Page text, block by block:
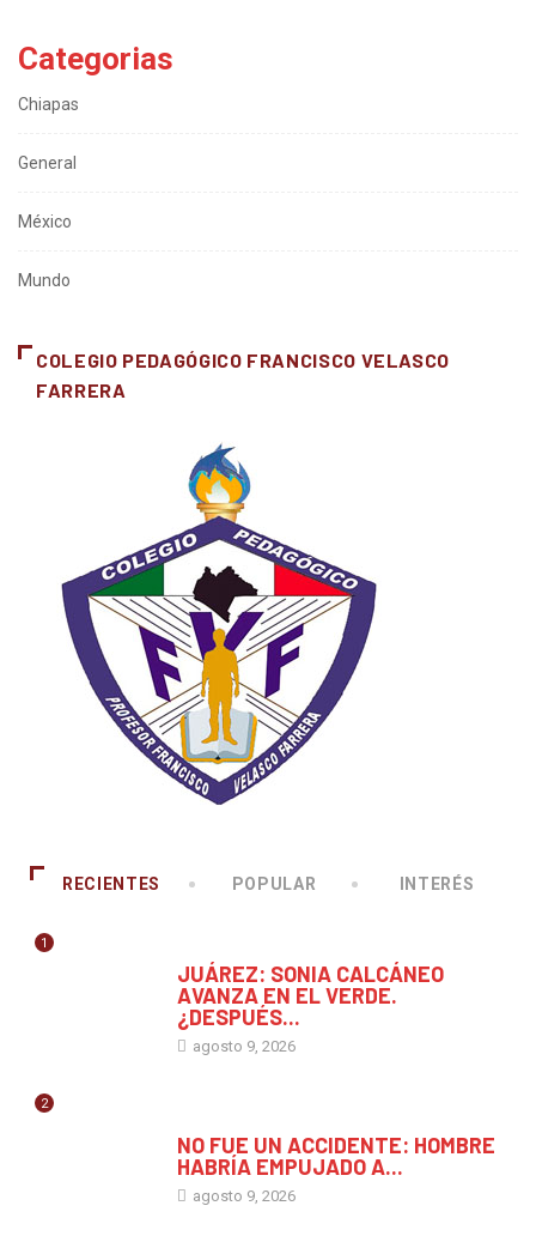
Categorias
Chiapas
General
México
Mundo
COLEGIO PEDAGÓGICO FRANCISCO VELASCO
FARRERA
RECIENTES POPULAR INTERÉS
1
JUÁREZ: SONIA CALCÁNEO
AVANZA EN EL VERDE.
¿DESPUÉS...
agosto 9, 2026
2
NO FUE UN ACCIDENTE: HOMBRE
HABRÍA EMPUJADO A...
agosto 9, 2026